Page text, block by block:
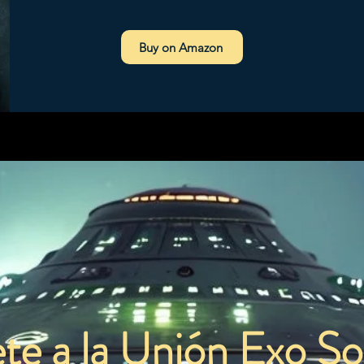
Buy on Amazon
a la Unión Exo